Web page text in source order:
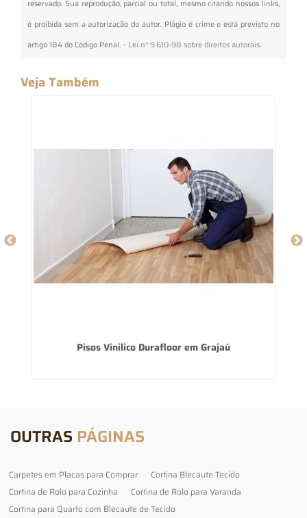
reservado. Sua reprodução, parcial ou total, mesmo citando nossos links,
é proibida sem a autorização do autor. Plágio é crime e está previsto no
artigo 184 do Código Penal. – Lei n° 9.610-98 sobre direitos autorais.
Veja Também
Pisos Vinilico Durafloor em Grajaú
OUTRAS PÁGINAS
Carpetes em Placas para Comprar
Cortina Blecaute Tecido
Cortina de Rolo para Cozinha
Cortina de Rolo para Varanda
Cortina para Quarto com Blecaute de Tecido